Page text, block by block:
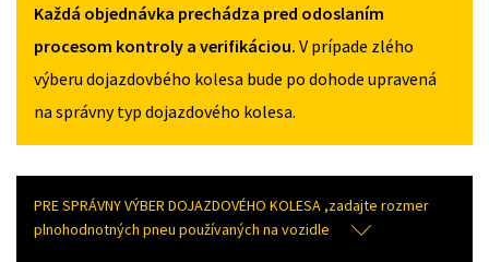
Každá objednávka prechádza pred odoslaním
procesom kontroly a verifikáciou. V prípade zlého
výberu dojazdovbého kolesa bude po dohode upravená
na správny typ dojazdového kolesa.
PRE SPRÁVNY VÝBER DOJAZDOVÉHO KOLESA ,zadajte rozmer
plnohodnotných pneu používaných na vozidle